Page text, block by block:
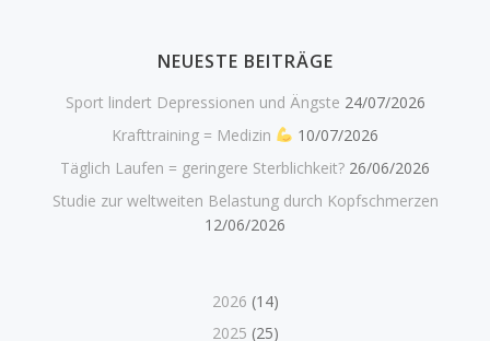
NEUESTE BEITRÄGE
Sport lindert Depressionen und Ängste 24/07/2026
Krafttraining = Medizin
10/07/2026
Täglich Laufen = geringere Sterblichkeit? 26/06/2026
Studie zur weltweiten Belastung durch Kopfschmerzen
12/06/2026
2026 (14)
2025 (25)